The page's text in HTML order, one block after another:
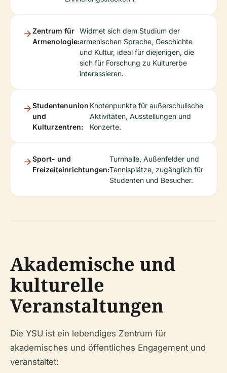
Zentrum für
Armenologie:
Widmet sich dem Studium der
armenischen Sprache, Geschichte
und Kultur, ideal für diejenigen, die
sich für Forschung zu Kulturerbe
interessieren.
Studentenunion
und
Kulturzentren:
Knotenpunkte für außerschulische
Aktivitäten, Ausstellungen und
Konzerte.
Sport- und
Freizeiteinrichtungen:
Turnhalle, Außenfelder und
Tennisplätze, zugänglich für
Studenten und Besucher.
Akademische und
kulturelle
Veranstaltungen
Die YSU ist ein lebendiges Zentrum für
akademisches und öffentliches Engagement und
veranstaltet: